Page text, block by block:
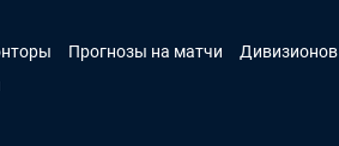
Прогнозы на матчи Дивизионов